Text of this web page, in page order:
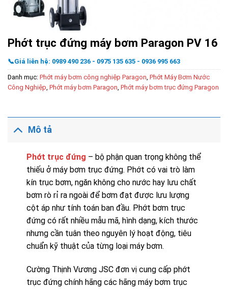
Phớt trục đứng máy bơm Paragon PV 16
📞Giá liên hệ: 0989 490 236 - 0975 135 635 - 0936 995 663
Danh mục: Phớt máy bơm công nghiệp Paragon Phớt Máy Bơm Nước
Công Nghiệp Phớt máy bơm Paragon Phớt máy bơm trục đứng Paragon
Mô tả
Phớt trục đứng – bộ phận quan trọng không thể
thiếu ở máy bơm trục đứng. Phớt có vai trò làm
kín trục bơm, ngăn không cho nước hay lưu chất
bơm rò rỉ ra ngoài để bơm đạt được lưu lượng
cột áp như tính toán ban đầu. Phớt bơm trục
đứng có rất nhiều mẫu mã, hình dạng, kích thước
nhưng cần tuân theo nguyên lý hoạt động, tiêu
chuẩn kỹ thuật của từng loại máy bơm.
Cường Thịnh Vương JSC đơn vị cung cấp phớt
trục đứng chính hãng các hãng máy bơm trục